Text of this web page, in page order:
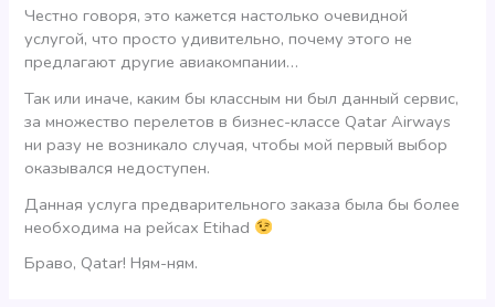
Честно говоря, это кажется настолько очевидной
услугой, что просто удивительно, почему этого не
предлагают другие авиакомпании…
Так или иначе, каким бы классным ни был данный сервис,
за множество перелетов в бизнес-классе Qatar Airways
ни разу не возникало случая, чтобы мой первый выбор
оказывался недоступен.
Данная услуга предварительного заказа была бы более
необходима на рейсах Etihad
Браво, Qatar! Ням-ням.